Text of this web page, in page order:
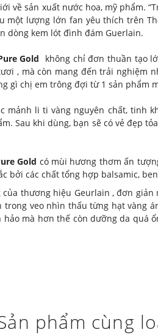
sản xuất nước hoa, mỹ phẩm.
một lượng lớn fan yêu thích trên
dòng kem lót đình đám Guerlain.
Gold không chỉ đơn thuần tạo
, mà còn mang đến trải nghiệm
gì chị em trông đợi từ 1 sản phẩm
mảnh li ti vàng nguyên chất, tinh
Sau khi dùng, bạn sẽ có vẻ đẹp
Gold có mùi hương thơm ấn
bởi các chất tổng hợp balsamic,
thương hiệu Geurlain , đơn
veo nhìn thấu từng hạt vàng
mà hơn thế còn dưỡng da quá
phẩm cùng